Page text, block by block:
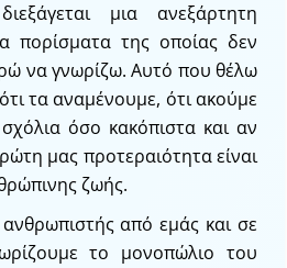
μια ανεξάρτητη
πορίσματα της οποίας δεν
να γνωρίζω. Αυτό που θέλω
τα αναμένουμε, ότι ακούμε
όσο κακόπιστα και αν
μας προτεραιότητα είναι
ζωής.
ανθρωπιστής από εμάς και σε
το μονοπώλιο του